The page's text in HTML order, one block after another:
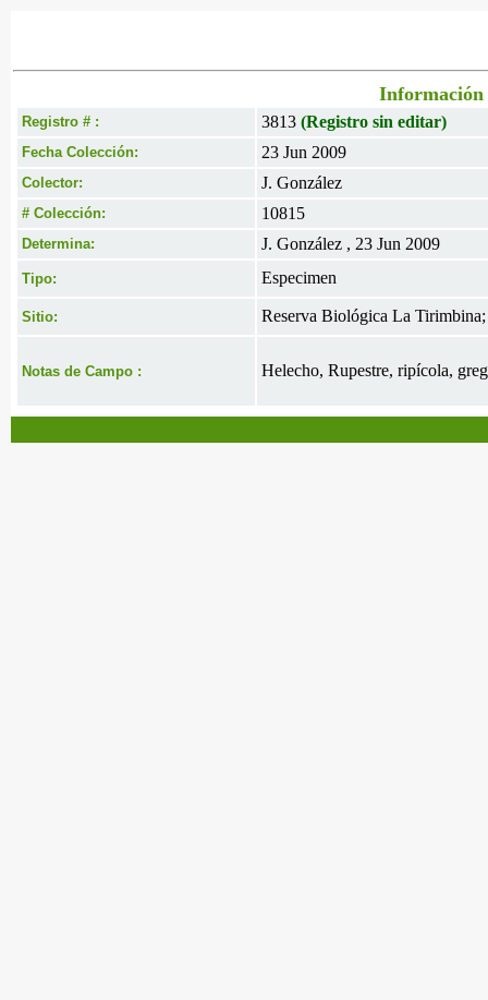
Información
Registro # : 3813 (Registro sin editar)
Fecha Colección: 23 Jun 2009
Colector: J. González
# Colección: 10815
Determina: J. González , 23 Jun 2009
Tipo: Especimen
Sitio: Reserva Biológica La
Notas de Campo : Helecho, Rupestre, ripícola,